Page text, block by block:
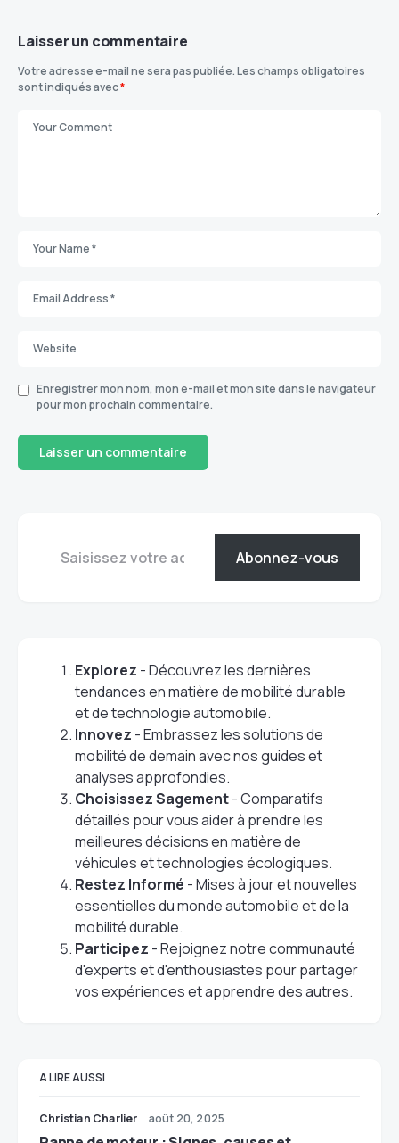
Laisser un commentaire
Votre adresse e-mail ne sera pas publiée.Les champs obligatoires
sont indiqués avec*
Enregistrer mon nom, mon e-mail et mon site dans le navigateur
pour mon prochain commentaire.
Abonnez-vous
Explorez - Découvrez les dernières
tendances en matière de mobilité durable
et de technologie automobile.
Innovez - Embrassez les solutions de
mobilité de demain avec nos guides et
analyses approfondies.
Choisissez Sagement- Comparatifs
détaillés pour vous aider à prendre les
meilleures décisions en matière de
véhicules et technologies écologiques.
Restez Informé - Mises à jour et nouvelles
essentielles du monde automobile et de la
mobilité durable.
Participez - Rejoignez notre communauté
d'experts et d'enthousiastes pour partager
vos expériences et apprendre des autres.
A LIRE AUSSI
Christian Charlier août 20, 2025